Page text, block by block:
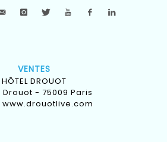
VENTES
HÔTEL DROUOT
Drouot - 75009 Paris
www.drouotlive.com